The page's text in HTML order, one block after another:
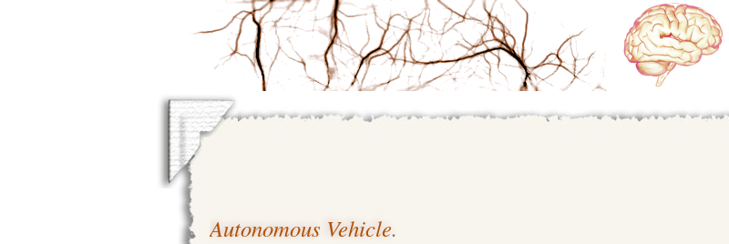
Autonomous Vehicle.